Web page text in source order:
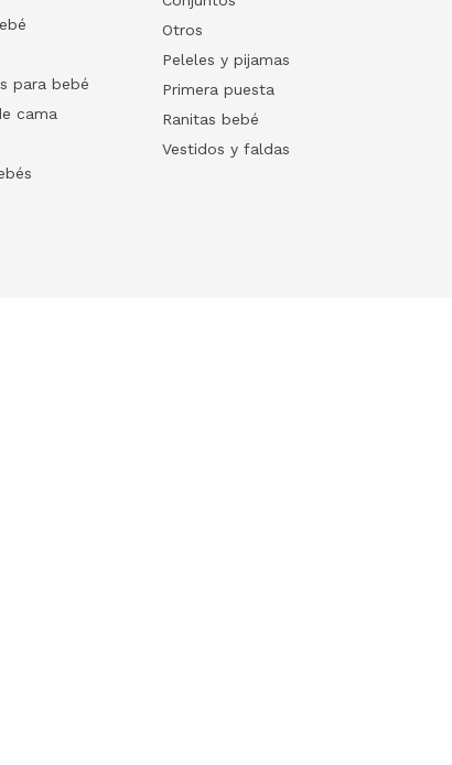
para bebé
cama
Otros
Peleles y pijamas
Primera puesta
Ranitas bebé
Vestidos y faldas